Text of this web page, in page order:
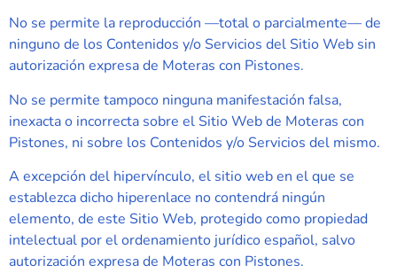
No se permite la reproducción —total o parcialmente— de
ninguno de los Contenidos y/o Servicios del Sitio Web sin
autorización expresa de Moteras con Pistones.
No se permite tampoco ninguna manifestación falsa,
inexacta o incorrecta sobre el Sitio Web de Moteras con
Pistones, ni sobre los Contenidos y/o Servicios del mismo.
A excepción del hipervínculo, el sitio web en el que se
establezca dicho hiperenlace no contendrá ningún
elemento, de este Sitio Web, protegido como propiedad
intelectual por el ordenamiento jurídico español, salvo
autorización expresa de Moteras con Pistones.